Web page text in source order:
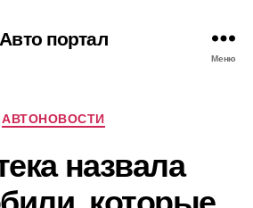
Авто портал
Меню
Рубрики
АВТОНОВОСТИ
назвала